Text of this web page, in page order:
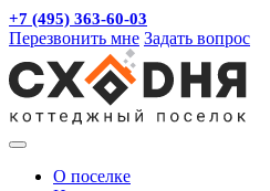
+7 (495) 363-60-03
Перезвонить мне Задать вопрос
О поселке